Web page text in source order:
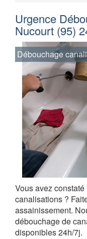
Urgence
Nucourt (95)
Débouchage
Vous avez
canalisations ?
assainissement.
débouchage de
disponibles 24h/7j.